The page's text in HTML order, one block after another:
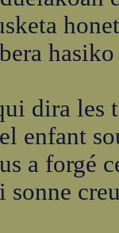
les
sourd
ce
creux